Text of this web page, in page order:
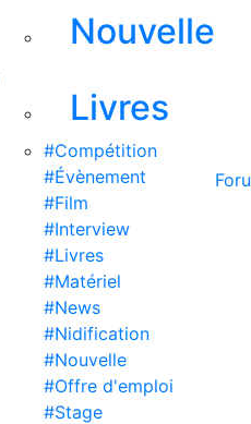
Nouvelle
Livres
#Compétition
#Évènement
#Film
#Interview
#Livres
#Matériel
#News
#Nidification
#Nouvelle
#Offre d'emploi
#Stage